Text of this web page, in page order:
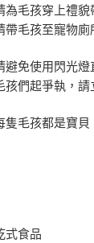
為毛孩穿上禮貌
帶毛孩至寵物
避免使用閃光燈
孩們起爭執，
隻毛孩都是寶
式食品